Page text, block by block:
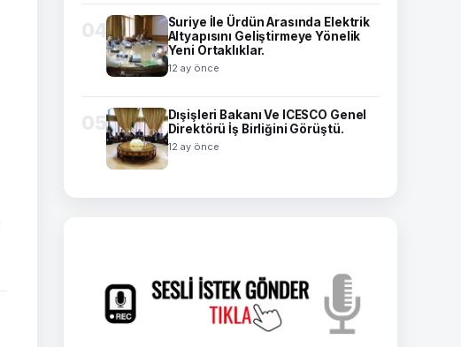
04
Suriye İle Ürdün Arasında Elektrik
Altyapısını Geliştirmeye Yönelik
Yeni Ortaklıklar.
12 ay önce
05
Dışişleri Bakanı Ve ICESCO Genel
Direktörü İş Birliğini Görüştü.
12 ay önce